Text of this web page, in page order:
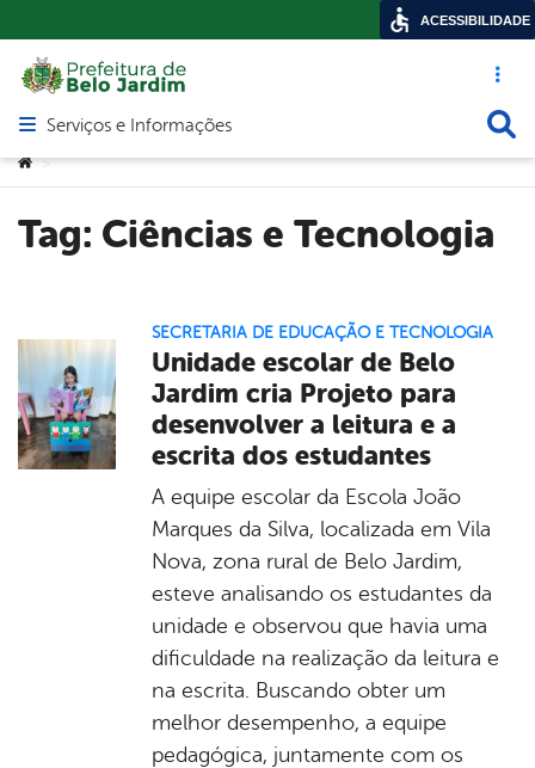
Acesso
Abrir menu principal de navegação
Serviços e Informações
Você está aqui:
>
Tag: Ciências e Tecnologia
SECRETARIA DE EDUCAÇÃO E TECNOLOGIA
Unidade escolar de Belo
Jardim cria Projeto para
desenvolver a leitura e a
escrita dos estudantes
A equipe escolar da Escola João
Marques da Silva, localizada em Vila
Nova, zona rural de Belo Jardim,
esteve analisando os estudantes da
unidade e observou que havia uma
dificuldade na realização da leitura e
na escrita. Buscando obter um
melhor desempenho, a equipe
pedagógica, juntamente com os
ACESSIBILIDADE